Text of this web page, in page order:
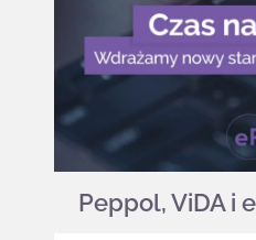
Peppol, ViDA i